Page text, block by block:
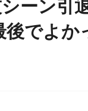
でよか